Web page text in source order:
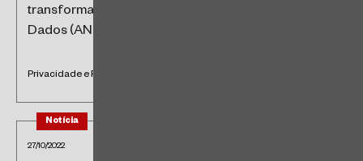
transforma a Autoridade Nacional de Proteção de
Dados (ANPD) em autarquia...
Privacidade e Proteção de Dados
Notícia
27/10/2022